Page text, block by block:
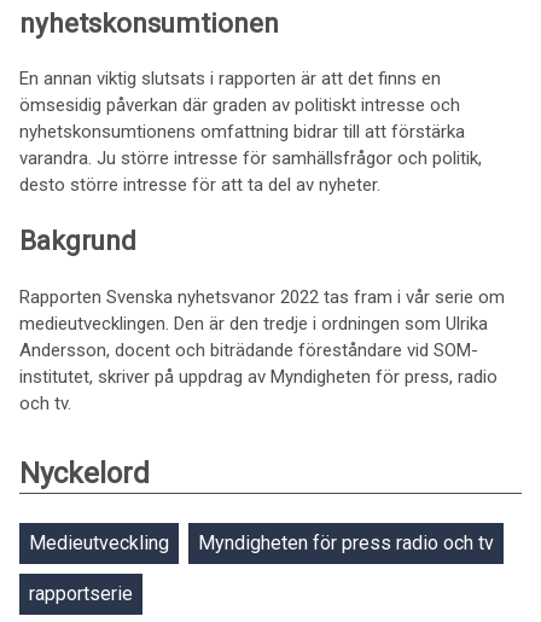
nyhetskonsumtionen
En annan viktig slutsats i rapporten är att det finns en
ömsesidig påverkan där graden av politiskt intresse och
nyhetskonsumtionens omfattning bidrar till att förstärka
varandra. Ju större intresse för samhällsfrågor och politik,
desto större intresse för att ta del av nyheter.
Bakgrund
Rapporten Svenska nyhetsvanor 2022 tas fram i vår serie om
medieutvecklingen. Den är den tredje i ordningen som Ulrika
Andersson, docent och biträdande föreståndare vid SOM-
institutet, skriver på uppdrag av Myndigheten för press, radio
och tv.
Nyckelord
Medieutveckling Myndigheten för press radio och tv
rapportserie